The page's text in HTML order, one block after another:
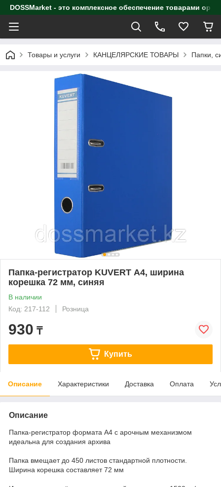
DOSSMarket - это комплексное обеспечение товарами
Товары и услуги КАНЦЕЛЯРСКИЕ ТОВАРЫ Папки,
Папка-регистратор KUVERT А4, ширина
корешка 72 мм, синяя
В наличии
Код: 217-112
Розница
930 ₸
Купить
Описание Характеристики Доставка Оплата
Описание
Папка-регистратор формата А4 с арочным механизмом
идеальна для создания архива
Папка вмещает до 450 листов стандартной плотности.
Ширина корешка составляет 72 мм